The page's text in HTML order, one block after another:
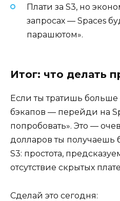
Плати за S3, но
запросах — Spaces
парашютом».
Итог: что делать
Если ты тратишь больше
бэкапов — перейди на
попробовать». Это —
долларов ты получаешь
S3: простота,
отсутствие скрытых
Сделай это сегодня: